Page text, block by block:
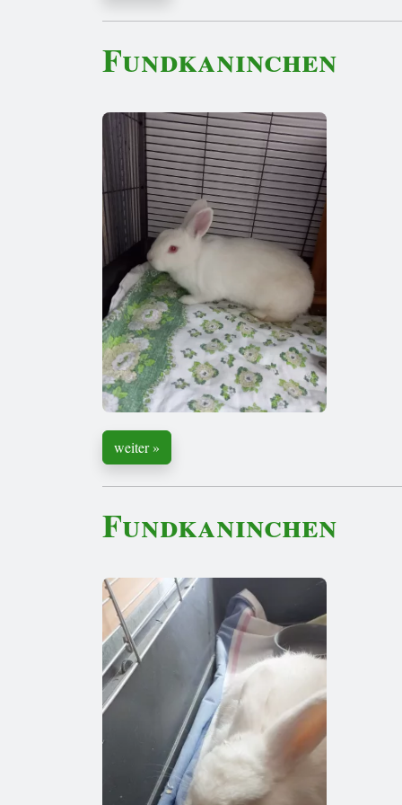
Fundkaninchen
weiter »
Fundkaninchen